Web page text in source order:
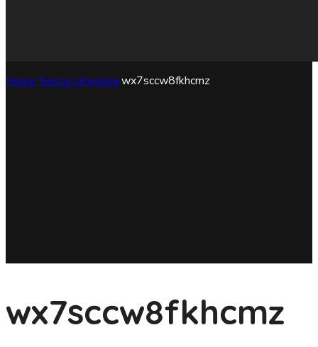
Home Senza categoria wx7sccw8fkhcmz
wx7sccw8fkhcmz